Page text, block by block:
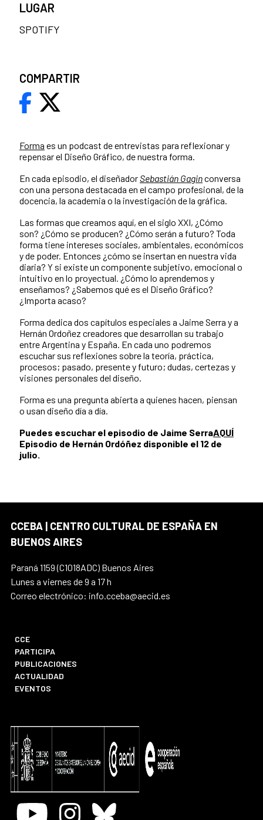
Forma es un podcast de entrevistas para reflexionar y
repensar el Diseño Gráfico, de nuestra forma.
En cada episodio, el diseñadorSebastián Gaginconversa
con una persona destacada en el campo profesional, de la
docencia, la academia o la investigación de la gráfica.
Las formas que creamos aquí, en el siglo XXI, ¿Cómo
son? ¿Cómo se producen? ¿Cómo serán a futuro? Toda
forma tiene intereses sociales, ambientales, económicos
y de poder. Entonces ¿cómo se insertan en nuestra vida
diaria? Y si existe un componente subjetivo, emocional o
intuitivo en lo proyectual. ¿Cómo lo aprendemos y
enseñamos? ¿Sabemos qué es el Diseño Gráfico?
¿Importa acaso?
Forma dedica dos capítulos especiales a Jaime Serra y a
Hernán Ordoñez creadores que desarrollan su trabajo
entre Argentina y España. En cada uno podremos
escuchar sus reflexiones sobre la teoría, práctica,
procesos; pasado, presente y futuro; dudas, certezas y
visiones personales del diseño.
Forma es una pregunta abierta a quienes hacen, piensan
o usan diseño día a día.
Puedes escuchar el episodio de Jaime SerraAQUÍ
Episodio de Hernán Ordóñez disponible el 12 de
julio.
LUGAR
SPOTIFY
COMPARTIR
CCEBA | CENTRO CULTURAL DE ESPAÑA EN
BUENOS AIRES
Paraná 1159 (C1018ADC) Buenos Aires
Lunes a viernes de 9 a 17 h
Correo electrónico: info.cceba@aecid.es
CCE
PARTICIPA
PUBLICACIONES
ACTUALIDAD
EVENTOS
Youtube InstagramBluesky